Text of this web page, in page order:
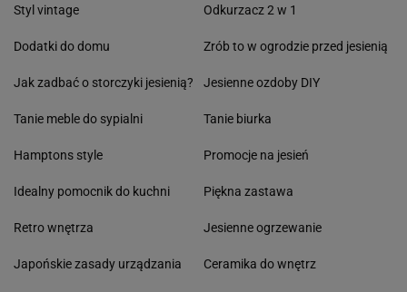
Styl vintage
Dodatki do domu
Jak zadbać o storczyki jesienią?
Tanie meble do sypialni
Hamptons style
Idealny pomocnik do kuchni
Retro wnętrza
Japońskie zasady urządzania
Odkurzacz 2 w 1
Zrób to w ogrodzie przed jesienią
Jesienne ozdoby DIY
Tanie biurka
Promocje na jesień
Piękna zastawa
Jesienne ogrzewanie
Ceramika do wnętrz